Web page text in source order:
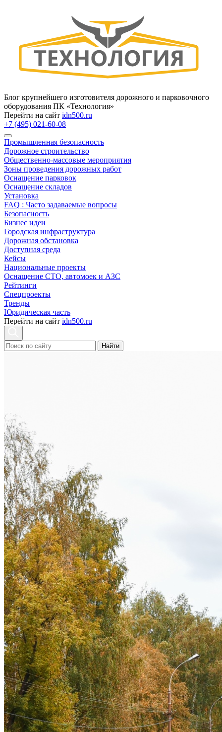
Блог крупнейшего изготовителя дорожного и парковочного
оборудования ПК «Технология»
Перейти на сайт idn500.ru
+7 (495) 021-60-08
Промышленная безопасность
Дорожное строительство
Общественно‑массовые мероприятия
Зоны проведения дорожных работ
Оснащение парковок
Оснащение складов
Установка
FAQ : Часто задаваемые вопросы
Безопасность
Бизнес идеи
Городская инфраструктура
Дорожная обстановка
Доступная среда
Кейсы
Национальные проекты
Оснащение СТО, автомоек и АЗС
Рейтинги
Спецпроекты
Тренды
Юридическая часть
Перейти на сайт idn500.ru
Найти